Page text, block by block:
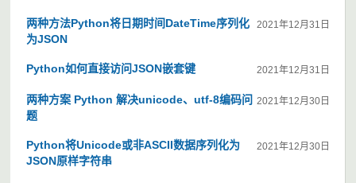
2021年12月31日
两种方法Python将日期时间DateTime序列化
为JSON
2021年12月31日
Python如何直接访问JSON嵌套键
2021年12月30日
两种方案 Python 解决unicode、utf-8编码问
题
2021年12月30日
Python将Unicode或非ASCII数据序列化为
JSON原样字符串